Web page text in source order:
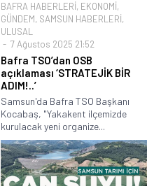
BAFRA HABERLERİ, EKONOMİ,
GÜNDEM, SAMSUN HABERLERİ,
ULUSAL
7 Ağustos 2025 21:52
Bafra TSO’dan OSB
açıklaması ‘STRATEJİK BİR
ADIM!..’
Samsun'da Bafra TSO Başkanı
Kocabaş, "Yakakent ilçemizde
kurulacak yeni organize...